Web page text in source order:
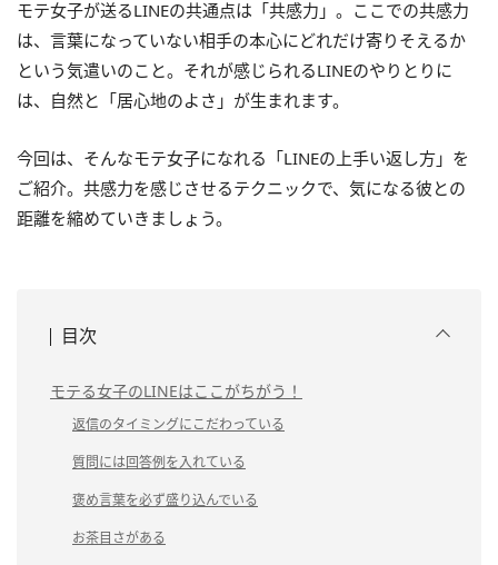
モテ女子が送るLINEの共通点は「共感力」。ここでの共感力
は、言葉になっていない相手の本心にどれだけ寄りそえるか
という気遣いのこと。それが感じられるLINEのやりとりに
は、自然と「居心地のよさ」が生まれます。
今回は、そんなモテ女子になれる「LINEの上手い返し方」を
ご紹介。共感力を感じさせるテクニックで、気になる彼との
距離を縮めていきましょう。
目次
モテる女子のLINEはここがちがう！
返信のタイミングにこだわっている
質問には回答例を入れている
褒め言葉を必ず盛り込んでいる
お茶目さがある